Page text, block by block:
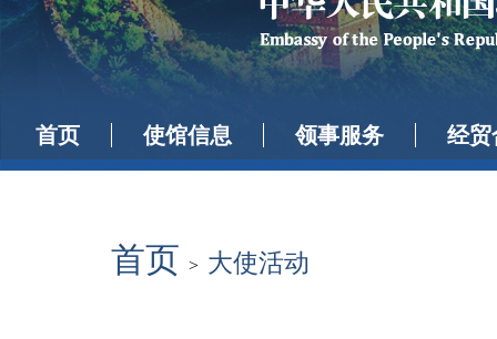
首页 使馆信息 领事服务 经贸
首页 > 大使活动